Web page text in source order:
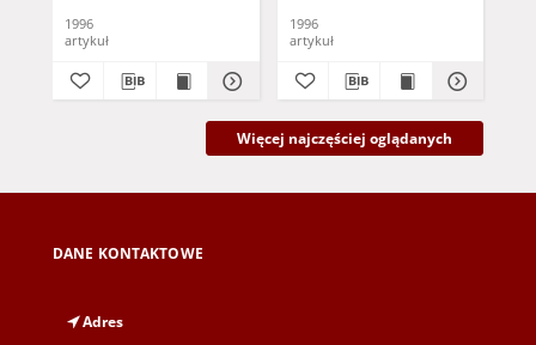
1996
artykuł
1996
artykuł
Więcej najczęściej oglądanych
DANE KONTAKTOWE
Adres